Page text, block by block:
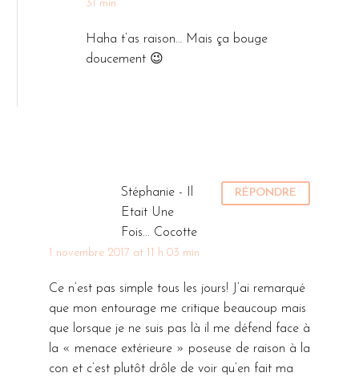
31 min
Haha t’as raison… Mais ça bouge
doucement 😉
Stéphanie - Il
Etait Une
Fois... Cocotte
1 novembre 2017 at 11 h 03 min
RÉPONDRE
Ce n’est pas simple tous les jours! J’ai remarqué
que mon entourage me critique beaucoup mais
que lorsque je ne suis pas là il me défend face à
la « menace extérieure » poseuse de raison à la
con et c’est plutôt drôle de voir qu’en fait ma